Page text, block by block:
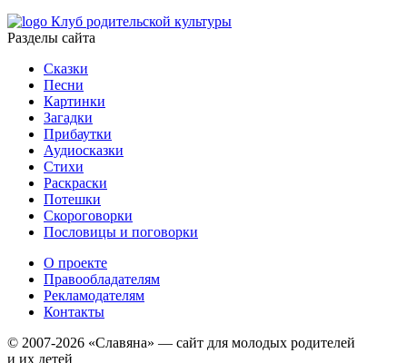
Клуб родительской культуры
Разделы сайта
Сказки
Песни
Картинки
Загадки
Прибаутки
Аудиосказки
Стихи
Раскраски
Потешки
Скороговорки
Пословицы и поговорки
О проекте
Правообладателям
Рекламодателям
Контакты
© 2007-2026 «Славяна» — сайт для молодых родителей
и их детей